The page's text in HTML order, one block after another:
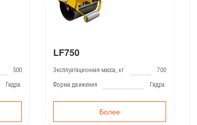
500
Гидра.
LF750
Эксплуатационная масса, кг 700
Форма движения Гидра.
Более